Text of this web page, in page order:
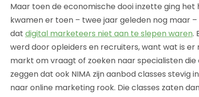
Maar toen de economische dooi inzette ging
kwamen er toen – twee jaar geleden nog maar
dat digital marketeers niet aan te slepen waren.
werd door opleiders en recruiters, want wat is
markt om vraagt of zoeken naar specialisten die
zeggen dat ook NIMA zijn aanbod classes
naar online marketing rook. Die classes zaten